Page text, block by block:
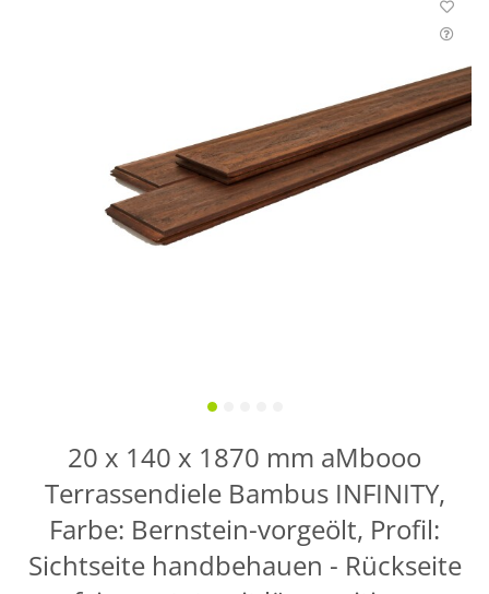
20 x 140 x 1870 mm aMbooo
Terrassendiele Bambus INFINITY,
Farbe: Bernstein-vorgeölt, Profil:
Sichtseite handbehauen - Rückseite